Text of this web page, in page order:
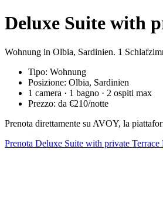
Deluxe Suite with
Wohnung in Olbia, Sardinien. 1
Tipo: Wohnung
Posizione: Olbia, Sardinien
1 camera · 1 bagno · 2 ospiti max
Prezzo: da €210/notte
Prenota direttamente su AVOY, la
Prenota Deluxe Suite with private